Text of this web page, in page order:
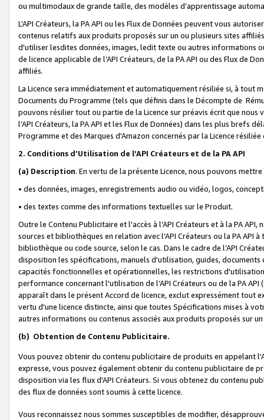
ou multimodaux de grande taille, des modèles d’apprentissage
L’API Créateurs, la PA API ou les Flux de Données peuvent vous
contenus relatifs aux produits proposés sur un ou plusieurs sites
d'utiliser lesdites données, images, ledit texte ou autres informations
de licence applicable de l’API Créateurs, de la PA API ou des Flux de
affiliés.
La Licence sera immédiatement et automatiquement résiliée si, à
Documents du Programme (tels que définis dans le Décompte de
pouvons résilier tout ou partie de la Licence sur préavis écrit que
l’API Créateurs, la PA API et les Flux de Données) dans les plus
Programme et des Marques d'Amazon concernés par la Licence
2. Conditions d'Utilisation de l’API Créateurs et de la PA API
(a) Description. En vertu de la présente Licence, nous pouvons
• des données, images, enregistrements audio ou vidéo, logos,
• des textes comme des informations textuelles sur le Produit.
Outre le Contenu Publicitaire et l'accès à l’API Créateurs et à la PA
sources et bibliothèques en relation avec l’API Créateurs ou la PA
bibliothèque ou code source, selon le cas. Dans le cadre de l’API
disposition les spécifications, manuels d'utilisation, guides,
capacités fonctionnelles et opérationnelles, les restrictions
performance concernant l'utilisation de l’API Créateurs ou de la PA
apparaît dans le présent Accord de licence, exclut expressément tout
vertu d'une licence distincte, ainsi que toutes Spécifications mises à
autres informations ou contenus associés aux produits proposés sur
(b) Obtention de Contenu Publicitaire.
Vous pouvez obtenir du contenu publicitaire de produits en appelant
expresse, vous pouvez également obtenir du contenu publicitaire de
disposition via les flux d'API Créateurs. Si vous obtenez du contenu
des flux de données sont soumis à cette licence.
Vous reconnaissez nous sommes susceptibles de modifier,